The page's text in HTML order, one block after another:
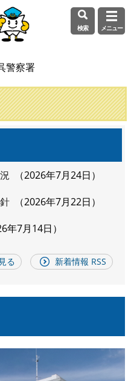
検索 メニュー
警察署
2026年7月24日
2026年7月22日
年7月14日
る 新着情報 RSS